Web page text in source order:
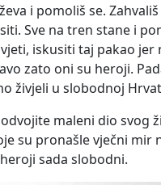
i pomoliš se.
Sve na tren stane i
iskusiti taj pakao jer
zato oni su heroji.
živjeli u slobodnoj
maleni dio svog
su pronašle vječni mir
sada slobodni.